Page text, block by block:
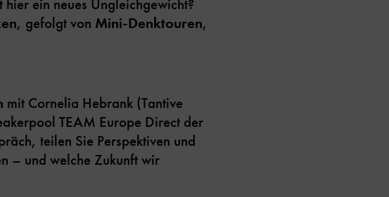
ein neues Ungleichgewicht?
, gefolgt von Mini-Denktouren,
mit Cornelia Hebrank (Tantive
TEAM Europe Direct der
teilen Sie Perspektiven und
– und welche Zukunft wir